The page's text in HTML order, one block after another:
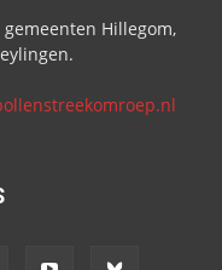
Hillegom,